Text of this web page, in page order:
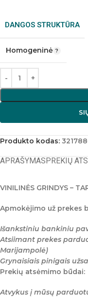
DANGOS STRUKTŪRA
Homogeninė
Produkto kodas:
APRAŠYMASPREKIŲ
VINILINĖS GRINDYS –
Apmokėjimo už prekes
Išankstiniu bankiniu
Atsiimant prekes
Marijampolė)
Grynaisiais pinigais
Prekių atsėmimo būdai:
Atvykus į mūsų